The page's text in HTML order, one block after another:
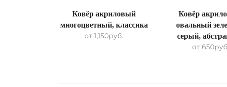
Ковёр акриловый
многоцветный, классика
от1,150руб.
Ковёр
овальный
серый,
от 650